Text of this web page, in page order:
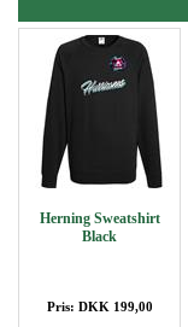
Herning Sweatshirt
Black
Pris: DKK 199,00